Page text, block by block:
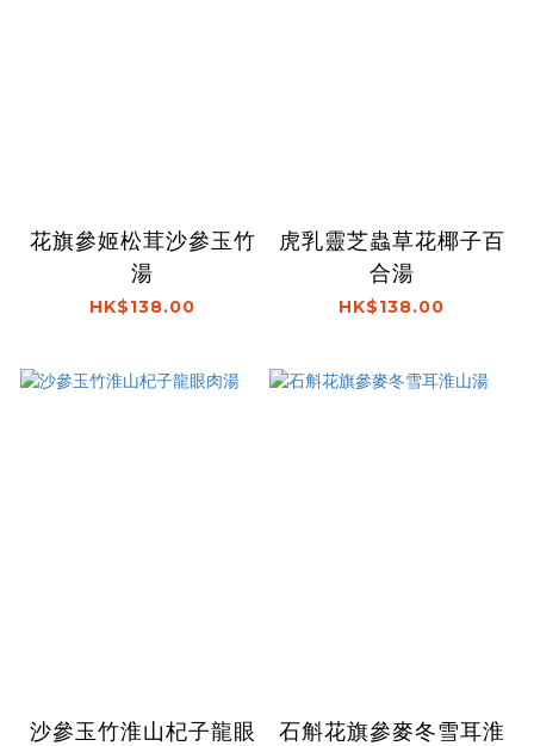
花旗參姬松茸沙參玉竹
湯
HK$138.00
虎乳靈芝蟲草花椰子百
合湯
HK$138.00
沙參玉竹淮山杞子龍眼
石斛花旗參麥冬雪耳淮